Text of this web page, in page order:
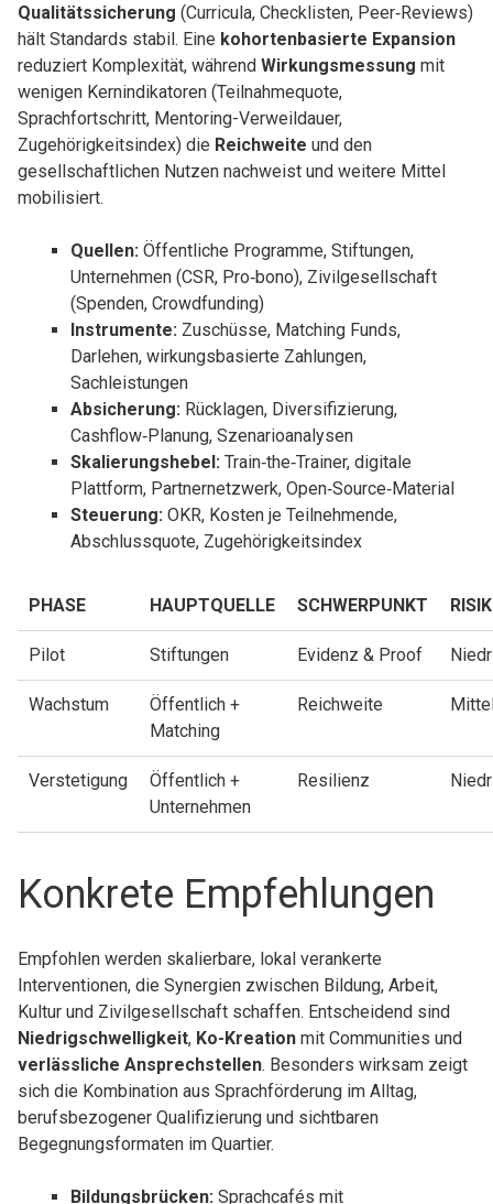
Qualitätssicherung (Curricula, Checklisten, Peer‑Reviews)
hält Standards stabil. Eine kohortenbasierte Expansion
reduziert Komplexität, während Wirkungsmessung mit
wenigen Kernindikatoren (Teilnahmequote,
Sprachfortschritt, Mentoring-Verweildauer,
Zugehörigkeitsindex) die Reichweite und den
gesellschaftlichen Nutzen nachweist und weitere Mittel
mobilisiert.
Quellen: Öffentliche Programme, Stiftungen,
Unternehmen (CSR, Pro‑bono), Zivilgesellschaft
(Spenden, Crowdfunding)
Instrumente: Zuschüsse, Matching Funds,
Darlehen, wirkungsbasierte Zahlungen,
Sachleistungen
Absicherung: Rücklagen, Diversifizierung,
Cashflow‑Planung, Szenarioanalysen
Skalierungshebel: Train‑the‑Trainer, digitale
Plattform, Partnernetzwerk, Open‑Source‑Material
Steuerung: OKR, Kosten je Teilnehmende,
Abschlussquote, Zugehörigkeitsindex
PHASE HAUPTQUELLE SCHWERPUNKT
Pilot Stiftungen Evidenz & Proof
Wachstum
Öffentlich +
Matching
Reichweite
Verstetigung
Öffentlich +
Unternehmen
Resilienz
Konkrete Empfehlungen
Empfohlen werden skalierbare, lokal verankerte
Interventionen, die Synergien zwischen Bildung, Arbeit,
Kultur und Zivilgesellschaft schaffen. Entscheidend sind
Niedrigschwelligkeit, Ko-Kreationmit Communities und
verlässliche Ansprechstellen. Besonders wirksam zeigt
sich die Kombination aus Sprachförderung im Alltag,
berufsbezogener Qualifizierung und sichtbaren
Begegnungsformaten im Quartier.
Bildungsbrücken: Sprachcafés mit